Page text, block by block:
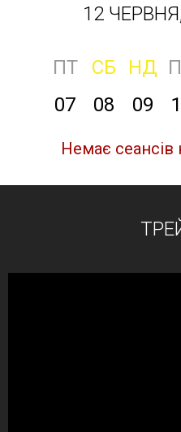
12
ПТ СБ НД
07
08 09
Немає сеансів